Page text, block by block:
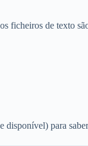
ficheiros de texto
para